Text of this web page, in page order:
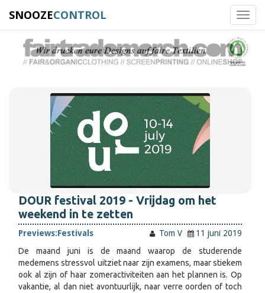
SNOOZECONTROL
DOUR festival 2019 - Vrijdag om het
weekend in te zetten
Previews:Festivals Tom V
11 juni 2019
De maand juni is de maand waarop de studerende
medemens stressvol uitziet naar zijn examens, maar stiekem
ook al zijn of haar zomeractiviteiten aan het plannen is. Op
vakantie, al dan niet avontuurlijk, naar verre oorden of toch